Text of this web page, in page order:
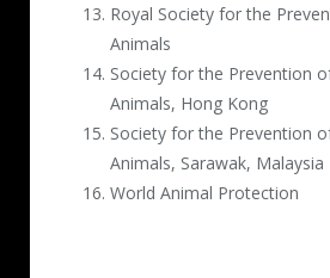
Royal Society for the
Animals
Society for the Prevention
Animals, Hong Kong
Society for the Prevention
Animals, Sarawak, Malaysia
World Animal Protection